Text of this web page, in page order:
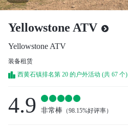
Yellowstone ATV
Yellowstone ATV
装备租赁
西黄石镇排名第 20 的户外活动 (共 67 个)
4.9 非常棒 （98.15%好评率）